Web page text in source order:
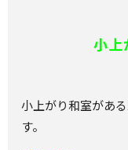
小上
小上がり和室があ
す。